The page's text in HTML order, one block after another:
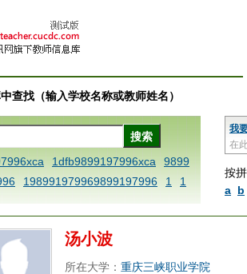
查找（输入学校名称或教师姓名）
我
在
按
a b
1dfb9899197996xca
9899
198991979969899197996 1
1
blablaenddefine dfbxyzendtemplat
methodmultiply operand97996x
1dfbthisxca
1dfbxca12
汤小波
所在大学： 重庆三峡职业学院